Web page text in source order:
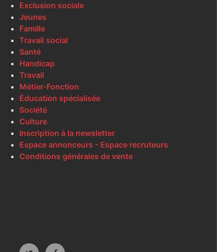
Exclusion sociale
Jeunes
Famille
Travail social
Santé
Handicap
Travail
Métier-Fonction
Éducation spécialisée
Société
Culture
Inscription à la newsletter
Espace annonceurs - Espace recruteurs
Conditions générales de vente